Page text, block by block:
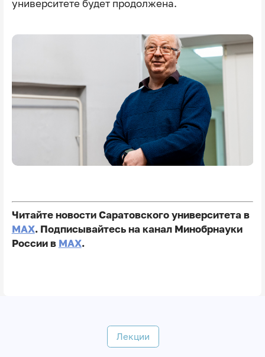
университете будет продолжена.
Читайте новости Саратовского университета в
MAX. Подписывайтесь на канал Минобрнауки
России в MAX.
Лекции